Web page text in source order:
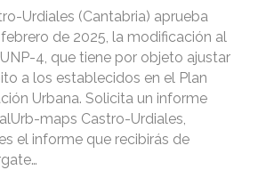
Urdiales (Cantabria) aprueba
de 2025, la modificación al
4, que tiene por objeto ajustar
a los establecidos en el Plan
Urbana. Solicita un informe
maps Castro-Urdiales,
el informe que recibirás de